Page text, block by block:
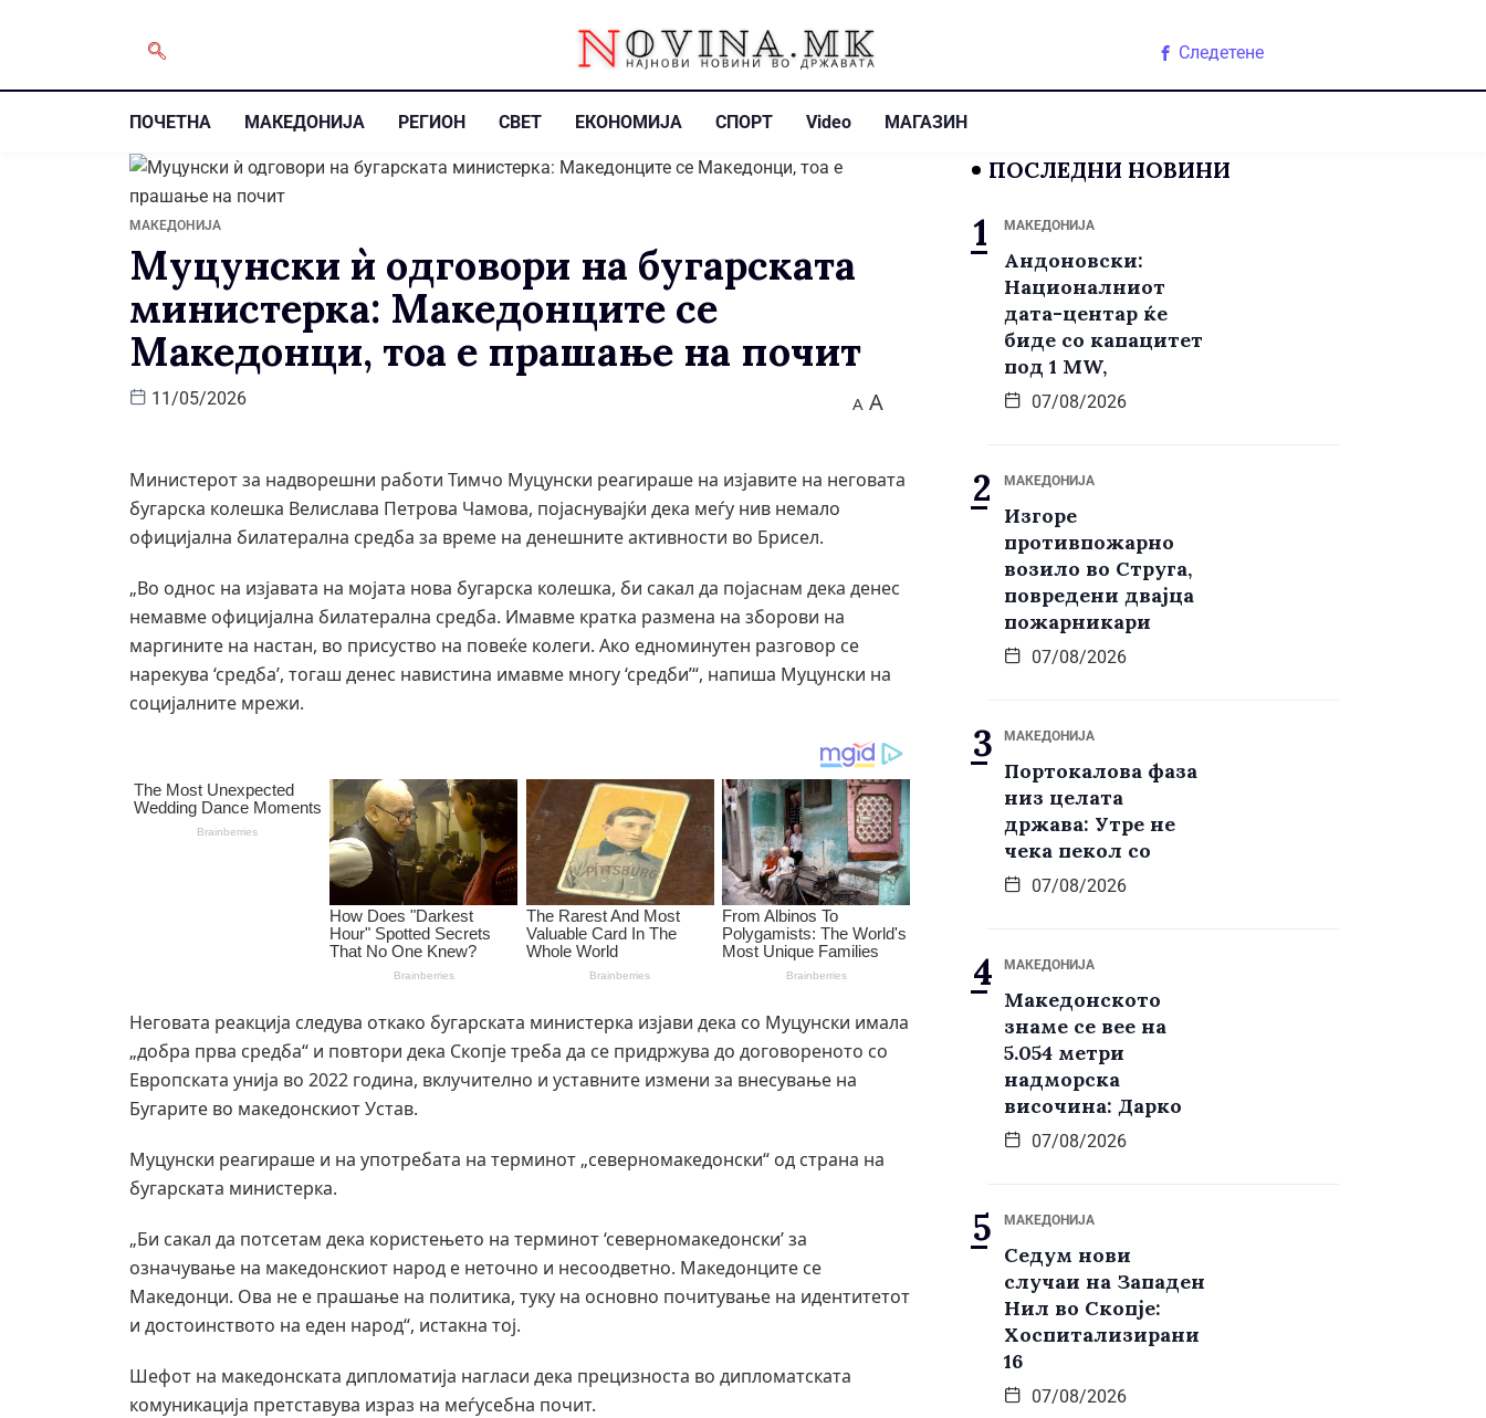
Следетене
ПОЧЕТНА МАКЕДОНИЈА РЕГИОН СВЕТ ЕКОНОМИЈА СПОРТ Video МАГАЗИН
МАКЕДОНИЈА
Муцунски ѝ одговори на бугарската
министерка: Македонците се
Македонци, тоа е прашање на почит
11/05/2026 A A
Министерот за надворешни работи Тимчо Муцунски реагираше на изјавите на неговата
бугарска колешка Велислава Петрова Чамова, појаснувајќи дека меѓу нив немало
официјална билатерална средба за време на денешните активности во Брисел.
„Во однос на изјавата на мојата нова бугарска колешка, би сакал да појаснам дека денес
немавме официјална билатерална средба. Имавме кратка размена на зборови на
маргините на настан, во присуство на повеќе колеги. Ако едноминутен разговор се
нарекува ‘средба’, тогаш денес навистина имавме многу ‘средби’“, напиша Муцунски на
социјалните мрежи.
Неговата реакција следува откако бугарската министерка изјави дека со Муцунски имала
„добра прва средба“ и повтори дека Скопје треба да се придржува до договореното со
Европската унија во 2022 година, вклучително и уставните измени за внесување на
Бугарите во македонскиот Устав.
Муцунски реагираше и на употребата на терминот „северномакедонски“ од страна на
бугарската министерка.
„Би сакал да потсетам дека користењето на терминот ‘северномакедонски’ за
означување на македонскиот народ е неточно и несоодветно. Македонците се
Македонци. Ова не е прашање на политика, туку на основно почитување на идентитетот
и достоинството на еден народ“, истакна тој.
Шефот на македонската дипломатија нагласи дека прецизноста во дипломатската
комуникација претставува израз на меѓусебна почит.
ПОСЛЕДНИ НОВИНИ
МАКЕДОНИЈА
Андоновски:
Националниот
дата-центар ќе
биде со капацитет
под 1 MW,
07/08/2026
МАКЕДОНИЈА
Изгоре
противпожарно
возило во Струга,
повредени двајца
пожарникари
07/08/2026
МАКЕДОНИЈА
Портокалова фаза
низ целата
држава: Утре не
чека пекол со
07/08/2026
МАКЕДОНИЈА
Македонското
знаме се вее на
5.054 метри
надморска
височина: Дарко
07/08/2026
МАКЕДОНИЈА
Седум нови
случаи на Западен
Нил во Скопје:
Хоспитализирани
16
07/08/2026